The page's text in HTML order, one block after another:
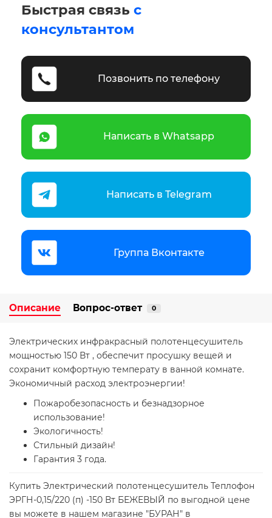
Быстрая связь с
консультантом
Позвонить по телефону
Написать в Whatsapp
Написать в Telegram
Группа Вконтакте
Описание Вопрос-ответ 0
Электрических инфракрасный полотенцесушитель
мощностью 150 Вт , обеспечит просушку вещей и
сохранит комфортную температу в ванной комнате.
Экономичный расход электроэнергии!
Пожаробезопасность и безнадзорное
использование!
Экологичность!
Стильный дизайн!
Гарантия 3 года.
Купить Электрический полотенцесушитель Теплофон
ЭРГН-0,15/220 (п) -150 Вт БЕЖЕВЫЙ по выгодной цене
вы можете в нашем магазине "БУРАН" в